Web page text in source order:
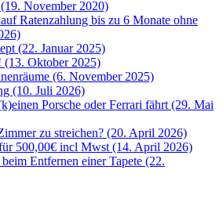
November 2020)
Ratenzahlung bis zu 6 Monate ohne
(22. Januar 2025)
(13. Oktober 2025)
(6. November 2025)
(10. Juli 2026)
Porsche oder Ferrari fährt (29. Mai
zu streichen? (20. April 2026)
500,00€ incl Mwst (14. April 2026)
Entfernen einer Tapete (22.